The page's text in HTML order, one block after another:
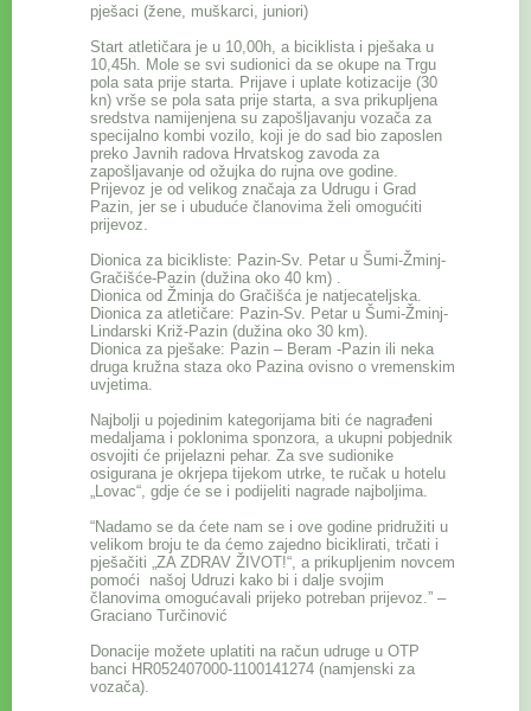
pješaci (žene, muškarci, juniori)
Start atletičara je u 10,00h, a biciklista i pješaka u
10,45h. Mole se svi sudionici da se okupe na Trgu
pola sata prije starta. Prijave i uplate kotizacije (30
kn) vrše se pola sata prije starta, a sva prikupljena
sredstva namijenjena su zapošljavanju vozača za
specijalno kombi vozilo, koji je do sad bio zaposlen
preko Javnih radova Hrvatskog zavoda za
zapošljavanje od ožujka do rujna ove godine.
Prijevoz je od velikog značaja za Udrugu i Grad
Pazin, jer se i ubuduće članovima želi omogućiti
prijevoz.
Dionica za bicikliste: Pazin-Sv. Petar u Šumi-Žminj-
Gračišće-Pazin (dužina oko 40 km) .
Dionica od Žminja do Gračišća je natjecateljska.
Dionica za atletičare: Pazin-Sv. Petar u Šumi-Žminj-
Lindarski Križ-Pazin (dužina oko 30 km).
Dionica za pješake: Pazin – Beram -Pazin ili neka
druga kružna staza oko Pazina ovisno o vremenskim
uvjetima.
Najbolji u pojedinim kategorijama biti će nagrađeni
medaljama i poklonima sponzora, a ukupni pobjednik
osvojiti će prijelazni pehar. Za sve sudionike
osigurana je okrjepa tijekom utrke, te ručak u hotelu
„Lovac“, gdje će se i podijeliti nagrade najboljima.
“Nadamo se da ćete nam se i ove godine pridružiti u
velikom broju te da ćemo zajedno biciklirati, trčati i
pješačiti „ZA ZDRAV ŽIVOT!“, a prikupljenim novcem
pomoći našoj Udruzi kako bi i dalje svojim
članovima omogućavali prijeko potreban prijevoz.” –
Graciano Turčinović
Donacije možete uplatiti na račun udruge u OTP
banci HR052407000-1100141274 (namjenski za
vozača).